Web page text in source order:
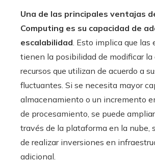
Una de las principales ventajas
Computing es su capacidad de
escalabilidad . Esto implica que las
tienen la posibilidad de modificar la
recursos que utilizan de acuerdo a
fluctuantes. Si se necesita mayor
almacenamiento o un incremento
de procesamiento, se puede
través de la plataforma en la nube,
de realizar inversiones en
adicional.